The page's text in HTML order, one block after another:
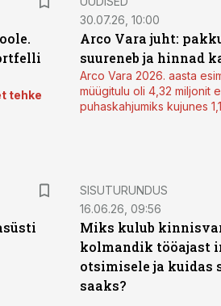
tehke
30.07.26, 10:00
Arco Vara juht:
suureneb ja hinnad
Arco Vara 2026. aasta
müügitulu oli 4,32 miljonit
puhaskahjumiks kujunes
ST
SISUTURUNDUS
16.06.26, 09:56
Miks kulub
kolmandik tööajast
otsimisele ja kuidas
saaks?